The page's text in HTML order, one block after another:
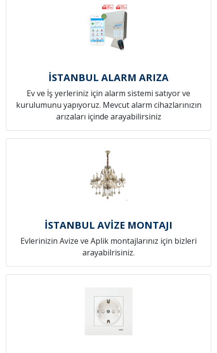
İSTANBUL ALARM ARIZA
Ev ve İş yerleriniz için alarm sistemi satıyor ve
kurulumunu yapıyoruz. Mevcut alarm cihazlarınızın
arızaları içinde arayabilirsiniz
İSTANBUL AVİZE MONTAJI
Evlerinizin Avize ve Aplik montajlarınız için bizleri
arayabilrisiniz.